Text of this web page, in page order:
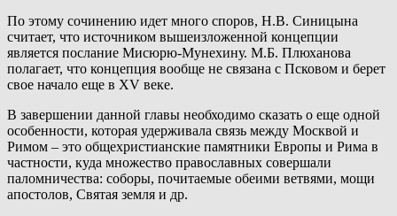
По этому сочинению идет много споров, Н.В. Синицына
считает, что источником вышеизложенной концепции
является послание Мисюрю-Мунехину. М.Б. Плюханова
полагает, что концепция вообще не связана с Псковом и берет
свое начало еще в XV веке.
В завершении данной главы необходимо сказать о еще одной
особенности, которая удерживала связь между Москвой и
Римом – это общехристианские памятники Европы и Рима в
частности, куда множество православных совершали
паломничества: соборы, почитаемые обеими ветвями, мощи
апостолов, Святая земля и др.